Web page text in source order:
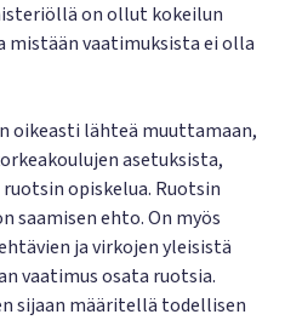
on ollut kokeilun
mistään vaatimuksista ei olla
oikeasti lähteä muuttamaan,
asetuksista,
opiskelua. Ruotsin
saamisen ehto. On myös
ja virkojen yleisistä
vaatimus osata ruotsia.
sijaan määritellä todellisen